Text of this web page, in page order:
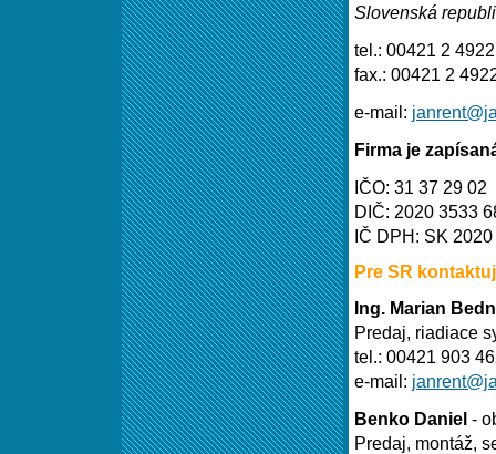
Slovenská
tel.: 00421 2
fax.: 00421 2
e-mail:
Firma je
IČO: 31 37 29 02
DIČ: 2020 3533
IČ DPH: SK
Pre SR
Ing. Marian
Predaj, riadiace
tel.: 00421 903
e-mail:
Benko Daniel -
Predaj, montáž,